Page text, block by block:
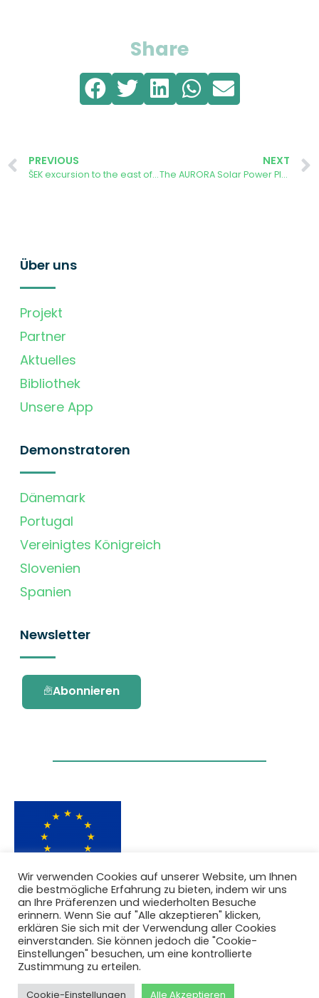
Share
PREVIOUS
ŠEK excursion to the east of Slovenia
NEXT
The AURORA Solar Power Plant Officially Launched at the Faculty of Electrical Engineering
Über uns
Projekt
Partner
Aktuelles
Bibliothek
Unsere App
Demonstratoren
Dänemark
Portugal
Vereinigtes Königreich
Slovenien
Spanien
Newsletter
Abonnieren
Dieses Projekt wurde durch das Forschungs-
und Innovationsprogramm Horizon 2020 der
Europäischen Union unter der
Fördervereinbarung Nr. 101036418 gefördert.
Datenschutzbestimmungen
Richtlinie
Wir verwenden Cookies auf unserer Website, um Ihnen
die bestmögliche Erfahrung zu bieten, indem wir uns
an Ihre Präferenzen und wiederholten Besuche
erinnern. Wenn Sie auf "Alle akzeptieren" klicken,
erklären Sie sich mit der Verwendung aller Cookies
einverstanden. Sie können jedoch die "Cookie-
Einstellungen" besuchen, um eine kontrollierte
Zustimmung zu erteilen.
Cookie-Einstellungen Alle Akzeptieren